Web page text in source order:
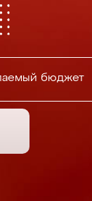
бюджет